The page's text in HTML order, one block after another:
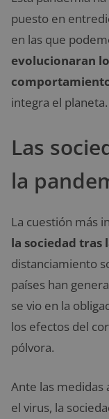
puesto en
en las que
evolucionaran
integra el planeta.
Las
la
La cuestión más
la sociedad tras
distanciamiento
países han
se vio en la
los efectos del
pólvora.
Ante las medidas
el virus, la